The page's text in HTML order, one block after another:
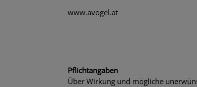
www.avogel.at
Pflichtangaben
Über Wirkung und mögliche